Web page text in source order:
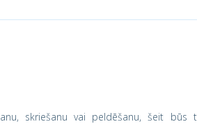
skriešanu vai peldēšanu, šeit